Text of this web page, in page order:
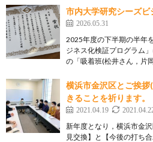
市内大学研究シーズ
2026.05.31
2025年度の下半期の半年
ジネス化検証プログラム
の「吸着班(松井さん，片
横浜市金沢区とご挨
きることを祈ります。
2021.04.19
新年度となり，横浜市金
見交換】と【今後の打ち